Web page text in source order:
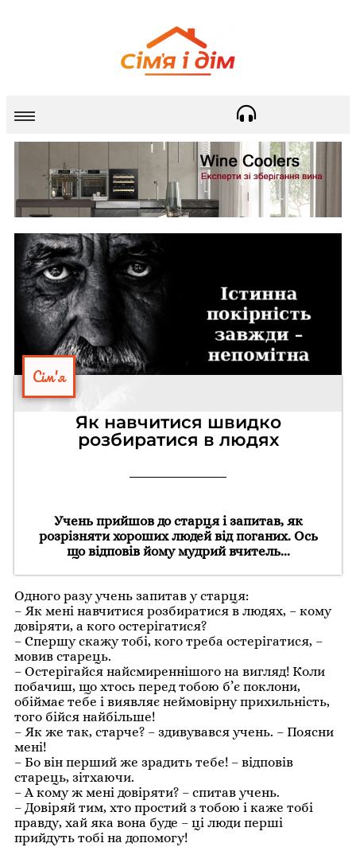
Сім'я
Як навчитися швидко
розбиратися в людях
Учень прийшов до старця і запитав, як
розрізняти хороших людей від поганих. Ось
що відповів йому мудрий вчитель...
Одного разу учень запитав у старця:
– Як мені навчитися розбиратися в людях, – кому
довіряти, а кого остерігатися?
– Спершу скажу тобі, кого треба остерігатися, –
мовив старець.
– Остерігайся найсмиреннішого на вигляд! Коли
побачиш, що хтось перед тобою б’є поклони,
обіймає тебе і виявляє неймовірну прихильність,
того бійся найбільше!
– Як же так, старче? – здивувався учень. – Поясни
мені!
– Бо він перший же зрадить тебе! – відповів
старець, зітхаючи.
– А кому ж мені довіряти? – спитав учень.
– Довіряй тим, хто простий з тобою і каже тобі
правду, хай яка вона буде – ці люди перші
прийдуть тобі на допомогу!